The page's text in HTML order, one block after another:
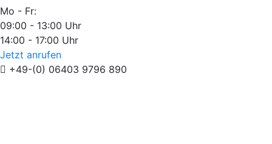
Mo - Fr:
09:00 - 13:00 Uhr
14:00 - 17:00 Uhr
Jetzt anrufen
+49-(0) 06403 9796 890